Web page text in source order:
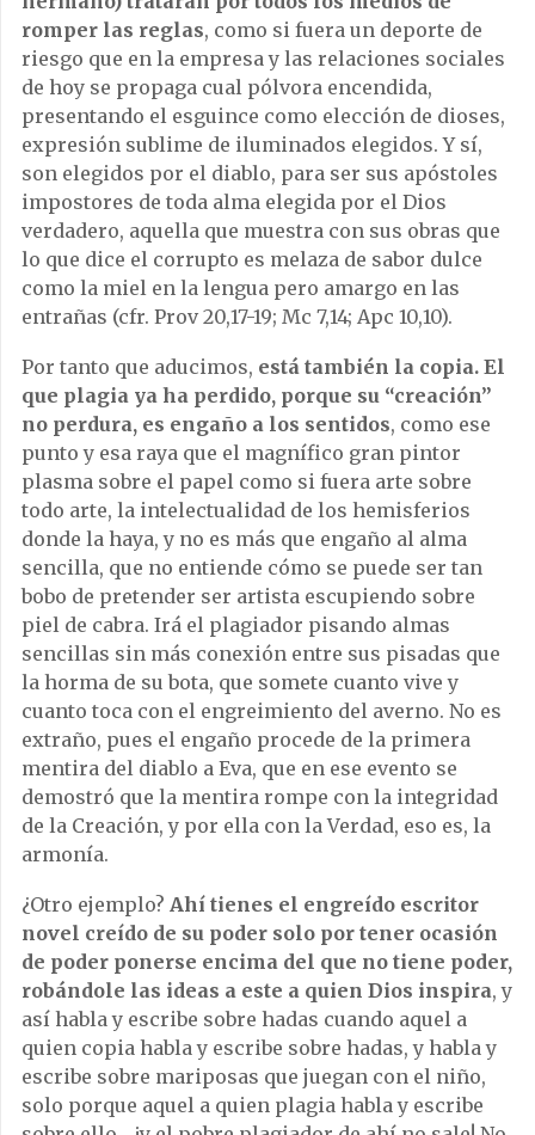
romper las reglas, como si fuera un deporte de
riesgo que en la empresa y las relaciones sociales
de hoy se propaga cual pólvora encendida,
presentando el esguince como elección de dioses,
expresión sublime de iluminados elegidos. Y sí,
son elegidos por el diablo, para ser sus apóstoles
impostores de toda alma elegida por el Dios
verdadero, aquella que muestra con sus obras que
lo que dice el corrupto es melaza de sabor dulce
como la miel en la lengua pero amargo en las
entrañas (cfr. Prov 20,17-19; Mc 7,14; Apc 10,10).
Por tanto que aducimos, está también la copia. El
que plagia ya ha perdido, porque su “creación”
no perdura, es engaño a los sentidos, como ese
punto y esa raya que el magnífico gran pintor
plasma sobre el papel como si fuera arte sobre
todo arte, la intelectualidad de los hemisferios
donde la haya, y no es más que engaño al alma
sencilla, que no entiende cómo se puede ser tan
bobo de pretender ser artista escupiendo sobre
piel de cabra. Irá el plagiador pisando almas
sencillas sin más conexión entre sus pisadas que
la horma de su bota, que somete cuanto vive y
cuanto toca con el engreimiento del averno. No es
extraño, pues el engaño procede de la primera
mentira del diablo a Eva, que en ese evento se
demostró que la mentira rompe con la integridad
de la Creación, y por ella con la Verdad, eso es, la
armonía.
¿Otro ejemplo? Ahí tienes el engreído escritor
novel creído de su poder solo por tener ocasión
de poder ponerse encima del que no tiene poder,
robándole las ideas a este a quien Dios inspira, y
así habla y escribe sobre hadas cuando aquel a
quien copia habla y escribe sobre hadas, y habla y
escribe sobre mariposas que juegan con el niño,
solo porque aquel a quien plagia habla y escribe